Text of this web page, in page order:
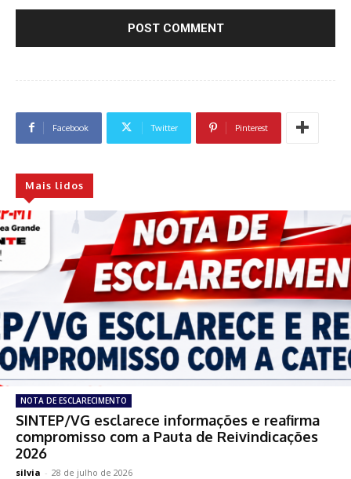
Facebook Twitter Pinterest
Mais lidos
NOTA DE ESCLARECIMENTO
SINTEP/VG esclarece informações e reafirma
compromisso com a Pauta de Reivindicações
2026
silvia - 28 de julho de 2026